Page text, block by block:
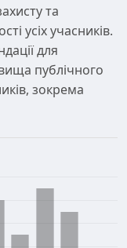
та
усіх учасників.
для
публічного
зокрема